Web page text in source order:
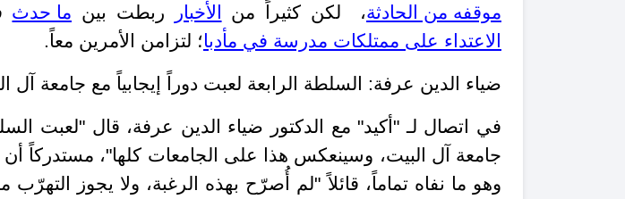
موقفه من الحادثة، لكن كثيراً من الأخبار ربطت بين ما حدث
الاعتداء على ممتلكات مدرسة في مأدبا؛ لتزامن الأمرين معاً.
ضياء الدين عرفة: السلطة الرابعة لعبت دوراً إيجابياً مع جامعة آل
في اتصال لـ "أكيد" مع الدكتور ضياء الدين عرفة، قال "لعبت
جامعة آل البيت، وسينعكس هذا على الجامعات كلها"، مستدركاً أن
وهو ما نفاه تماماً، قائلاً "لم أُصرّح بهذه الرغبة، ولا يجوز